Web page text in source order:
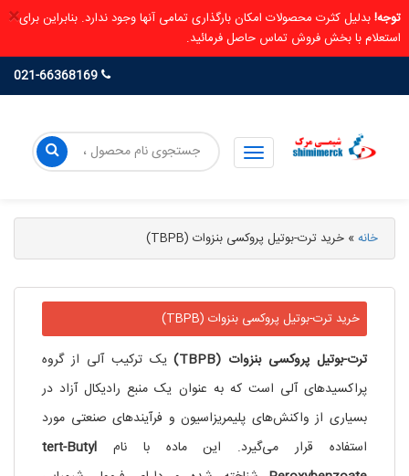
× توجه!بدلیل کثرت محصولات امکان بارگذاری تمامی آنها وجود ندارد. بنابراین برای
استعلام با بخش فروش تماس حاصل فرمائید.
خانه» خرید ترت-بوتیل پروکسی بنزوات (TBPB)
خرید ترت-بوتیل پروکسی بنزوات (TBPB)
ترت-بوتیل پروکسی بنزوات (TBPB)
یک ترکیب آلی از گروه
پراکسیدهای آلی است که به عنوان یک منبع رادیکال آزاد در
بسیاری از واکنش‌های پلیمریزاسیون و فرآیندهای صنعتی مورد
استفاده قرار می‌گیرد. این ماده با نام tert-Butyl